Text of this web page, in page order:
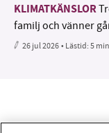
KLIMATKÄNSLOR
familj och vänner
26 jul 2026• Lästid:5 min